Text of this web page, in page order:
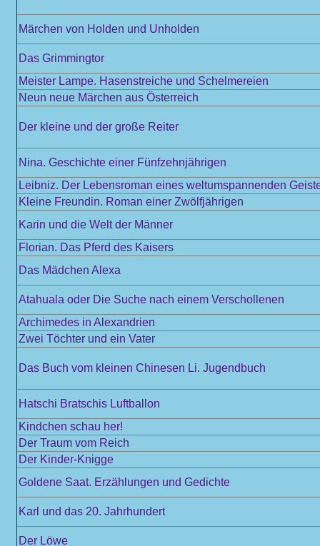
Märchen von Holden und Unholden
Das Grimmingtor
Meister Lampe. Hasenstreiche und Schelmereien
Neun neue Märchen aus Österreich
Der kleine und der große Reiter
Nina. Geschichte einer Fünfzehnjährigen
Leibniz. Der Lebensroman eines weltumspannenden
Kleine Freundin. Roman einer Zwölfjährigen
Karin und die Welt der Männer
Florian. Das Pferd des Kaisers
Das Mädchen Alexa
Atahuala oder Die Suche nach einem Verschollenen
Archimedes in Alexandrien
Zwei Töchter und ein Vater
Das Buch vom kleinen Chinesen Li. Jugendbuch
Hatschi Bratschis Luftballon
Kindchen schau her!
Der Traum vom Reich
Der Kinder-Knigge
Goldene Saat. Erzählungen und Gedichte
Karl und das 20. Jahrhundert
Der Löwe